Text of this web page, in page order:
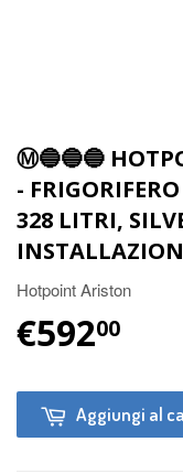
Ⓜ️🔵🔵🔵
-
328 LITRI,
Hotpoint Ariston
€59200
Aggiungi al